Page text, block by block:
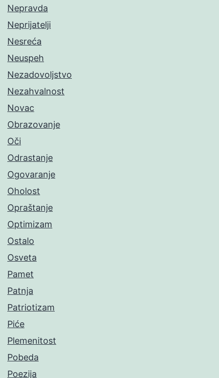
Nepravda
Neprijatelji
Nesreća
Neuspeh
Nezadovoljstvo
Nezahvalnost
Novac
Obrazovanje
Oči
Odrastanje
Ogovaranje
Oholost
Opraštanje
Optimizam
Ostalo
Osveta
Pamet
Patnja
Patriotizam
Piće
Plemenitost
Pobeda
Poezija